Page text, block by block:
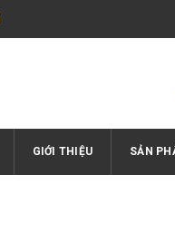
GIỚI THIỆU SẢN